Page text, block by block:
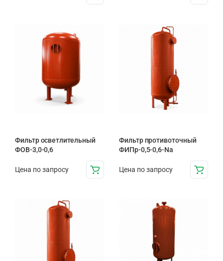
Фильтр осветлительный
ФОВ-3,0-0,6
Цена по запросу
Фильтр противоточный
ФИПр-0,5-0,6-Na
Цена по запросу